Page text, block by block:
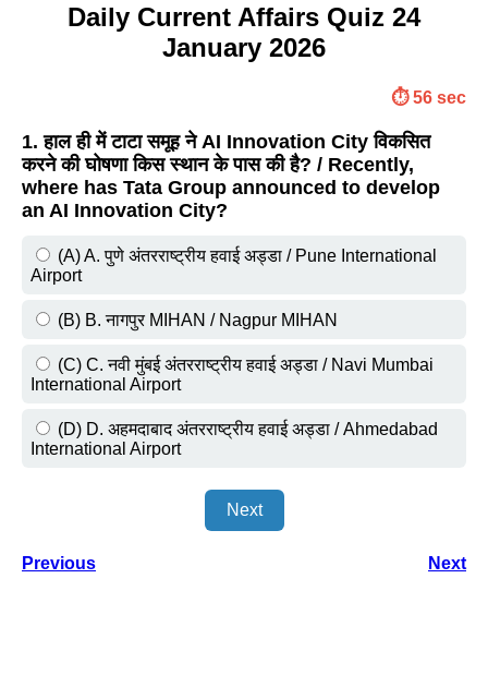
Daily Current Affairs Quiz 24
January 2026
⏱️ 56 sec
1. हाल ही में टाटा समूह ने AI Innovation City विकसित
करने की घोषणा किस स्थान के पास की है? / Recently,
where has Tata Group announced to develop
an AI Innovation City?
(A) A. पुणे अंतरराष्ट्रीय हवाई अड्डा / Pune International
Airport
(B) B. नागपुर MIHAN / Nagpur MIHAN
(C) C. नवी मुंबई अंतरराष्ट्रीय हवाई अड्डा / Navi Mumbai
International Airport
(D) D. अहमदाबाद अंतरराष्ट्रीय हवाई अड्डा / Ahmedabad
International Airport
Next
Previous Next